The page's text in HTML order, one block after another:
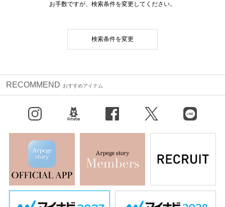
お手数ですが、検索条件を変更してください。
検索条件を変更
RECOMMEND おすすめアイテム
X（旧Twitter） LINE